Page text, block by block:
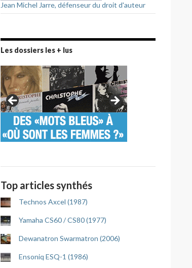
Jean Michel Jarre, défenseur du droit d'auteur
Les dossiers les + lus
Top articles synthés
Technos Axcel (1987)
Yamaha CS60 / CS80 (1977)
Dewanatron Swarmatron (2006)
Ensoniq ESQ-1 (1986)